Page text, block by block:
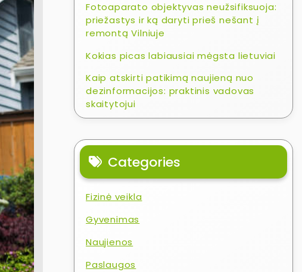
Fotoaparato objektyvas neužsifiksuoja:
priežastys ir ką daryti prieš nešant į
remontą Vilniuje
Kokias picas labiausiai mėgsta lietuviai
Kaip atskirti patikimą naujieną nuo
dezinformacijos: praktinis vadovas
skaitytojui
Categories
Fizinė veikla
Gyvenimas
Naujienos
Paslaugos